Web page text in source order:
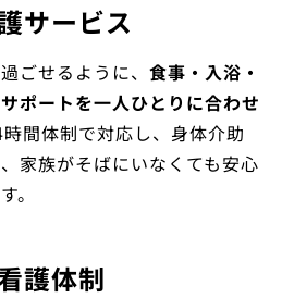
サービス
ごせるように、 食事・入浴・
ポートを一人ひとりに合わせ
間体制で対応し、身体介助
家族がそばにいなくても安心
。
護体制